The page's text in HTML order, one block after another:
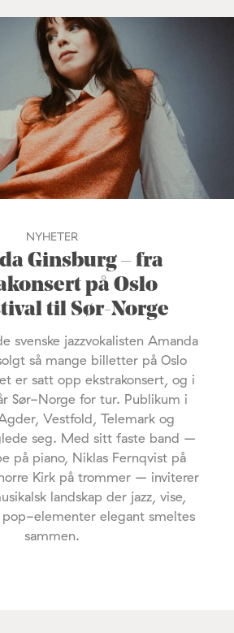
NYHETER
Ginsburg – fra
på Oslo
til Sør-Norge
svenske jazzvokalisten Amanda
så mange billetter på Oslo
er satt opp ekstrakonsert, og i
Sør-Norge for tur. Publikum i
Vestfold, Telemark og
seg. Med sitt faste band –
på piano, Niklas Fernqvist på
Kirk på trommer – inviterer
landskap der jazz, vise,
pop-elementer elegant smeltes
sammen.